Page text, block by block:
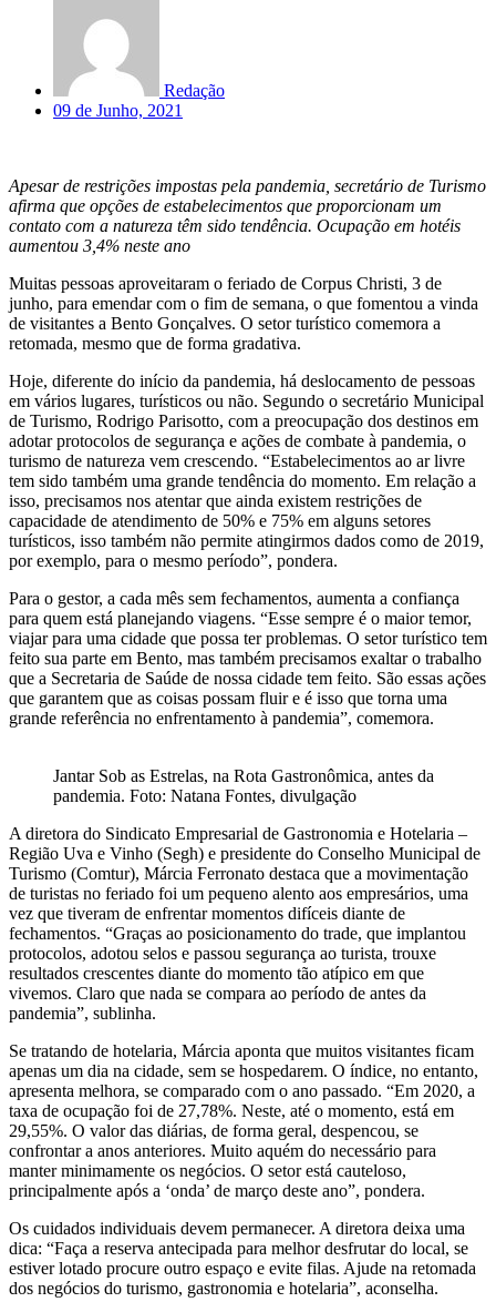
Redação
09 de Junho, 2021
Apesar de restrições impostas pela pandemia, secretário de Turismo
afirma que opções de estabelecimentos que proporcionam um
contato com a natureza têm sido tendência. Ocupação em hotéis
aumentou 3,4% neste ano
Muitas pessoas aproveitaram o feriado de Corpus Christi, 3 de
junho, para emendar com o fim de semana, o que fomentou a vinda
de visitantes a Bento Gonçalves. O setor turístico comemora a
retomada, mesmo que de forma gradativa.
Hoje, diferente do início da pandemia, há deslocamento de pessoas
em vários lugares, turísticos ou não. Segundo o secretário Municipal
de Turismo, Rodrigo Parisotto, com a preocupação dos destinos em
adotar protocolos de segurança e ações de combate à pandemia, o
turismo de natureza vem crescendo. “Estabelecimentos ao ar livre
tem sido também uma grande tendência do momento. Em relação a
isso, precisamos nos atentar que ainda existem restrições de
capacidade de atendimento de 50% e 75% em alguns setores
turísticos, isso também não permite atingirmos dados como de 2019,
por exemplo, para o mesmo período”, pondera.
Para o gestor, a cada mês sem fechamentos, aumenta a confiança
para quem está planejando viagens. “Esse sempre é o maior temor,
viajar para uma cidade que possa ter problemas. O setor turístico tem
feito sua parte em Bento, mas também precisamos exaltar o trabalho
que a Secretaria de Saúde de nossa cidade tem feito. São essas ações
que garantem que as coisas possam fluir e é isso que torna uma
grande referência no enfrentamento à pandemia”, comemora.
Jantar Sob as Estrelas, na Rota Gastronômica, antes da
pandemia. Foto: Natana Fontes, divulgação
A diretora do Sindicato Empresarial de Gastronomia e Hotelaria –
Região Uva e Vinho (Segh) e presidente do Conselho Municipal de
Turismo (Comtur), Márcia Ferronato destaca que a movimentação
de turistas no feriado foi um pequeno alento aos empresários, uma
vez que tiveram de enfrentar momentos difíceis diante de
fechamentos. “Graças ao posicionamento do trade, que implantou
protocolos, adotou selos e passou segurança ao turista, trouxe
resultados crescentes diante do momento tão atípico em que
vivemos. Claro que nada se compara ao período de antes da
pandemia”, sublinha.
Se tratando de hotelaria, Márcia aponta que muitos visitantes ficam
apenas um dia na cidade, sem se hospedarem. O índice, no entanto,
apresenta melhora, se comparado com o ano passado. “Em 2020, a
taxa de ocupação foi de 27,78%. Neste, até o momento, está em
29,55%. O valor das diárias, de forma geral, despencou, se
confrontar a anos anteriores. Muito aquém do necessário para
manter minimamente os negócios. O setor está cauteloso,
principalmente após a ‘onda’ de março deste ano”, pondera.
Os cuidados individuais devem permanecer. A diretora deixa uma
dica: “Faça a reserva antecipada para melhor desfrutar do local, se
estiver lotado procure outro espaço e evite filas. Ajude na retomada
dos negócios do turismo, gastronomia e hotelaria”, aconselha.